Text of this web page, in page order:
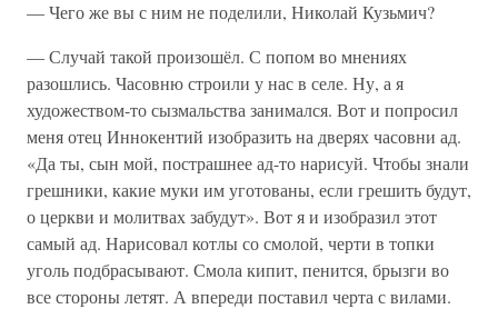
— Чего же вы с ним не поделили, Николай Кузьмич?
— Случай такой произошёл. С попом во мнениях
разошлись. Часовню строили у нас в селе. Ну, а я
художеством-то сызмальства занимался. Вот и попросил
меня отец Иннокентий изобразить на дверях часовни ад.
«Да ты, сын мой, пострашнее ад-то нарисуй. Чтобы знали
грешники, какие муки им уготованы, если грешить будут,
о церкви и молитвах забудут». Вот я и изобразил этот
самый ад. Нарисовал котлы со смолой, черти в топки
уголь подбрасывают. Смола кипит, пенится, брызги во
все стороны летят. А впереди поставил черта с вилами.